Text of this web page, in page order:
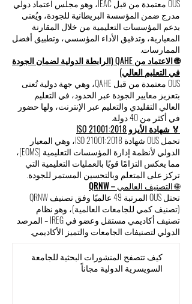
OUS معتمدة من قبل IEAC، وهو مجلس اعتماد دولي
مدرج ضمن المؤسسة البريطانية للجودة، ويُعنى
بدعم المؤسسات التعليمية من خلال المقارنة
المعيارية، وتدقيق الأداء المؤسسي، وتطبيق أفضل
الممارسات.
🌐 الاعتماد من QAHE (الرابطة الدولية لضمان الجودة
في التعليم العالي)
OUS معتمدة من قبل QAHE، وهي جهة دولية تُعنى
بتعزيز معايير الجودة عبر الحدود، في التعليم
العالي التقليدي والتعليم عبر الإنترنت، ولها حضور
في أكثر من 40 دولة.
🏅 شهادة الأيزو ISO 21001:2018
تحمل OUS شهادة ISO 21001:2018، وهي المعيار
الدولي لأنظمة إدارة المؤسسات التعليمية (EOMS)،
مما يعكس التزامًا قويًا بالعمليات التعليمية التي
تركز على المتعلم وبالتحسين المستمر للجودة.
🌐 التصنيف العالمي – QRNW
تحتل OUS المرتبة 49 عالميًا وفق تصنيف QRNW
(تصنيف كمي للجامعات العالمية)، وهو نظام
تصنيف أكاديمي مستقل وعضو في IREG – المرصد
الدولي لتصنيفات الجامعات والتميز الأكاديمي.
كيف تتصفح المنشورات البحثية للجامعة
السويسرية الدولية مجاناً